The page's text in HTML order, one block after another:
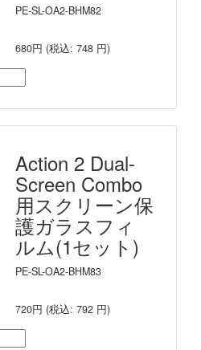
PE-SL-OA2-BHM82
680円 (税込: 748 円)
Action 2 Dual-
Screen Combo
用スクリーン保
護ガラスフィ
ルム(1セット)
PE-SL-OA2-BHM83
720円 (税込: 792 円)